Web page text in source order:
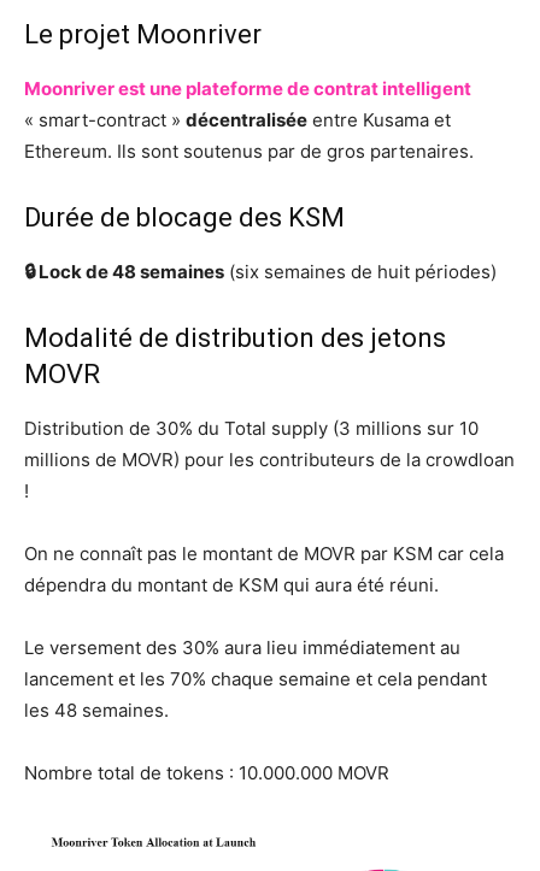
Le projet Moonriver
Moonriver est une plateforme de contrat intelligent
« smart-contract » décentralisée entre Kusama et
Ethereum. Ils sont soutenus par de gros partenaires.
Durée de blocage des KSM
🔒 Lock de 48 semaines (six semaines de huit périodes)
Modalité de distribution des jetons
MOVR
Distribution de 30% du Total supply (3 millions sur 10
millions de MOVR) pour les contributeurs de la crowdloan
!
On ne connaît pas le montant de MOVR par KSM car cela
dépendra du montant de KSM qui aura été réuni.
Le versement des 30% aura lieu immédiatement au
lancement et les 70% chaque semaine et cela pendant
les 48 semaines.
Nombre total de tokens : 10.000.000 MOVR